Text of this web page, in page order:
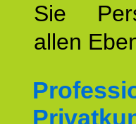
Sie
allen